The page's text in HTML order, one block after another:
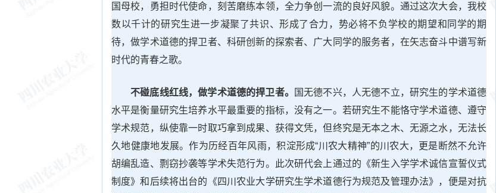
国母校，勇担时代使命，刻苦磨练本领，全力争创一流的良好风貌。通过这次大会，我校
数以千计的研究生进一步凝聚了共识、形成了合力，势必将不负学校的期望和同学的期
待，做学术道德的捍卫者、科研创新的探索者、广大同学的服务者，在矢志奋斗中谱写新
时代的青春之歌。
不碰底线红线，做学术道德的捍卫者。
国无德不兴，人无德不立，研究生的学术道德
水平是衡量研究生培养水平最重要的指标，没有之一。若研究生不能恪守学术道德、遵守
学术规范，纵使靠一时取巧拿到成果、获得文凭，但终究是无本之木、无源之水，无法长
久地健康地发展。作为历经百年风雨，积淀形成“川农大精神”的川农大，更是断然不允许
胡编乱造、剽窃抄袭等学术失范行为。此次研代会上通过的《新生入学学术诚信宣誓仪式
制度》和后续将出台的《四川农业大学研究生学术道德行为规范及管理办法》，便是对抗